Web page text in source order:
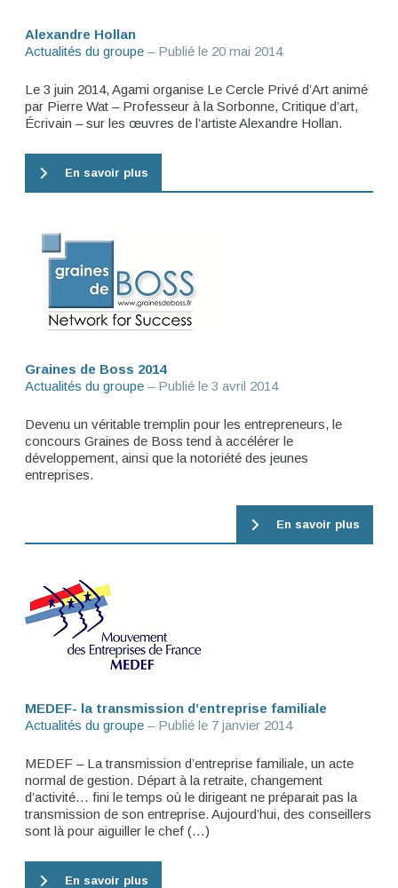
Alexandre Hollan
Actualités du groupe – Publié le 20 mai 2014
Le 3 juin 2014, Agami organise Le Cercle Privé d’Art animé
par Pierre Wat – Professeur à la Sorbonne, Critique d’art,
Écrivain – sur les œuvres de l’artiste Alexandre Hollan.
En savoir plus
Graines de Boss 2014
Actualités du groupe – Publié le 3 avril 2014
Devenu un véritable tremplin pour les entrepreneurs, le
concours Graines de Boss tend à accélérer le
développement, ainsi que la notoriété des jeunes
entreprises.
En savoir plus
MEDEF- la transmission d’entreprise familiale
Actualités du groupe – Publié le 7 janvier 2014
MEDEF – La transmission d’entreprise familiale, un acte
normal de gestion. Départ à la retraite, changement
d’activité… fini le temps où le dirigeant ne préparait pas la
transmission de son entreprise. Aujourd’hui, des conseillers
sont là pour aiguiller le chef (…)
En savoir plus